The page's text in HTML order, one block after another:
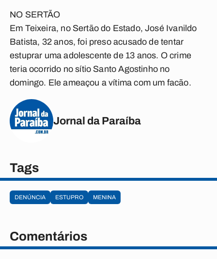
NO SERTÃO
Em Teixeira, no Sertão do Estado, José Ivanildo
Batista, 32 anos, foi preso acusado de tentar
estuprar uma adolescente de 13 anos. O crime
teria ocorrido no sítio Santo Agostinho no
domingo. Ele ameaçou a vítima com um facão.
Jornal da Paraíba
Tags
DENÚNCIA ESTUPRO MENINA
Comentários